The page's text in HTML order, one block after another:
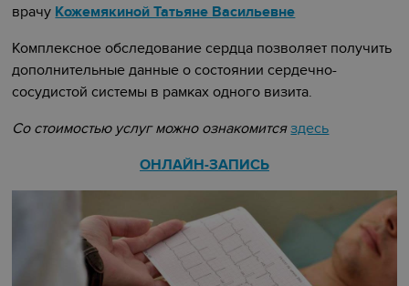
врачу Кожемякиной Татьяне Васильевне
Комплексное обследование сердца позволяет получить
дополнительные данные о состоянии сердечно-
сосудистой системы в рамках одного визита.
Со стоимостью услуг можно ознакомится здесь
ОНЛАЙН-ЗАПИСЬ